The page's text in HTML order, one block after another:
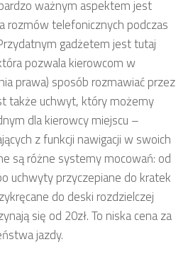
ważnym aspektem jest
rozmów telefonicznych podczas
gadżetem jest tutaj
pozwala kierowcom w
prawa) sposób rozmawiać przez
także uchwyt, który możemy
dla kierowcy miejscu –
z funkcji nawigacji w swoich
są różne systemy mocowań: od
uchwyty przyczepiane do kratek
do deski rozdzielczej
się od 20zł. To niska cena za
jazdy.